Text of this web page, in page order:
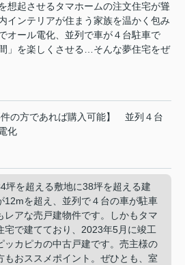
想起させるタマホームの注文住宅が聳
インテリアが住まう家族を温かく包み
オール電化、並列で車が４台駐車で
」を楽しくさせる…そんな夢住宅をぜ
の方であれば購入可能】
並列４台
化
坪を超える敷地に38坪を超える建
12mを超え、並列で４台の車が駐車
レアな売戸建物件です。しかもタマ
宅で建てており、2023年5月に竣工
ッカピカの中古戸建です。売主様の
もおススメポイント。ぜひとも、室